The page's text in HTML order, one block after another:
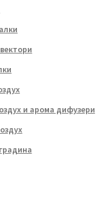
и арома дифузери